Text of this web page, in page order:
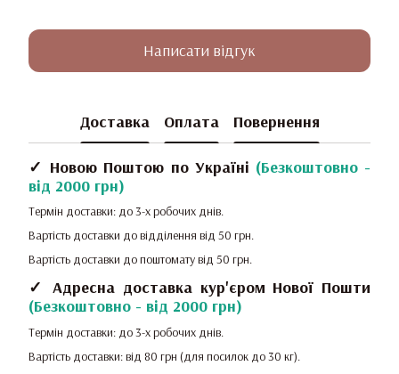
Написати відгук
Доставка Оплата Повернення
✓ Новою Поштою по Україні (Безкоштовно -
від 2000 грн)
Термін доставки: до 3-х робочих днів.
Вартість доставки до відділення від 50 грн.
Вартість доставки до поштомату від 50 грн.
✓ Адресна доставка кур'єром Нової Пошти
(Безкоштовно - від 2000 грн)
Термін доставки: до 3-х робочих днів.
Вартість доставки: від 80 грн (для посилок до 30 кг).